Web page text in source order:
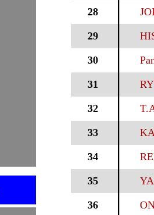
28
29
30
31
32
33
34
35
36